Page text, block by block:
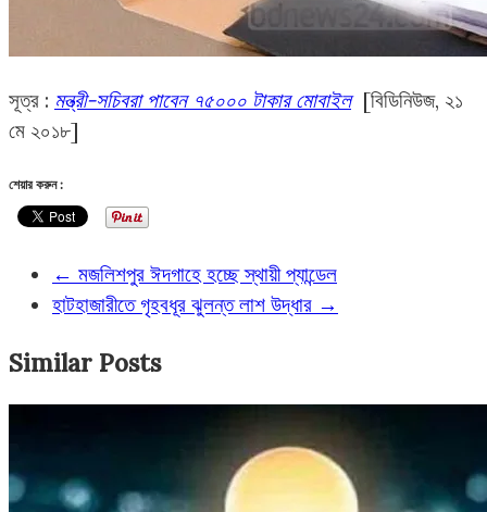
সূত্র : মন্ত্রী-সচিবরা পাবেন ৭৫০০০ টাকার মোবাইল[বিডিনিউজ, ২১
মে ২০১৮]
শেয়ার করুন :
← মজলিশপুর ঈদগাহে হচ্ছে স্থায়ী প্যান্ডেল
হাটহাজারীতে গৃহবধূর ঝুলন্ত লাশ উদ্ধার →
Similar Posts